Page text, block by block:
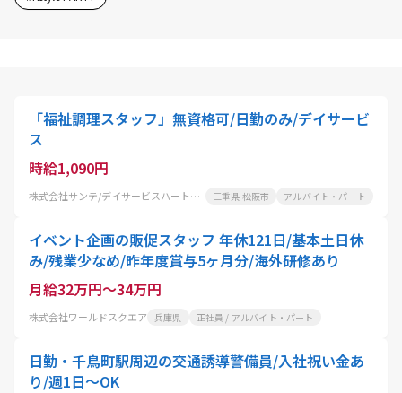
「福祉調理スタッフ」無資格可/日勤のみ/デイサービ
ス
時給1,090円
株式会社サンテ/デイサービスハートケアなんせい 三重県 松阪市 アルバイト・パート
イベント企画の販促スタッフ 年休121日/基本土日休
み/残業少なめ/昨年度賞与5ヶ月分/海外研修あり
月給32万円～34万円
株式会社ワールドスクエア 兵庫県 正社員 / アルバイト・パート
日勤・千鳥町駅周辺の交通誘導警備員/入社祝い金あ
り/週1日～OK